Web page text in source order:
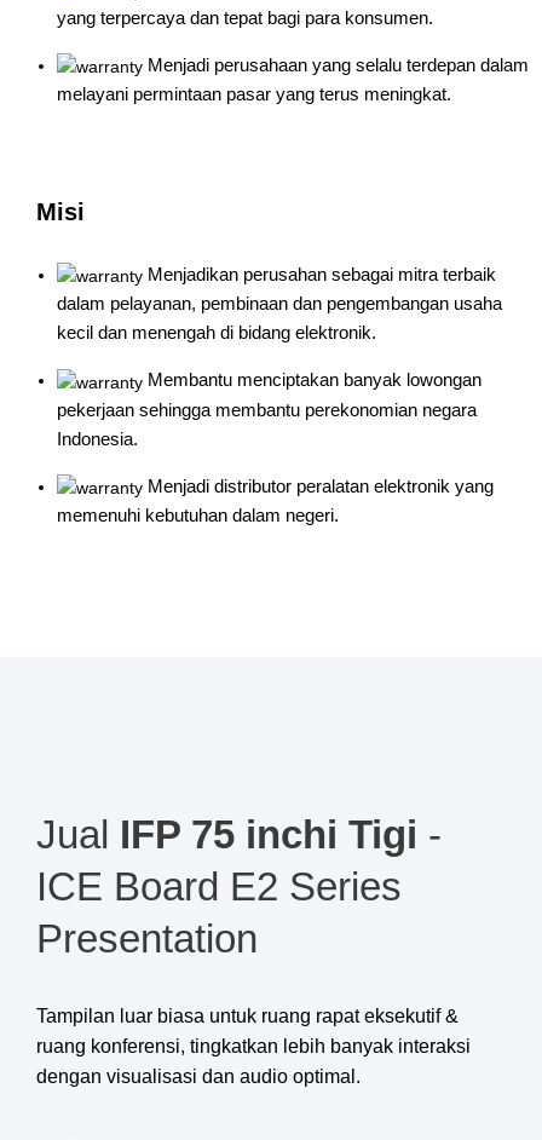
yang terpercaya dan tepat bagi para konsumen.
Menjadi perusahaan yang selalu terdepan dalam
melayani permintaan pasar yang terus meningkat.
Misi
Menjadikan perusahan sebagai mitra terbaik
dalam pelayanan, pembinaan dan pengembangan usaha
kecil dan menengah di bidang elektronik.
Membantu menciptakan banyak lowongan
pekerjaan sehingga membantu perekonomian negara
Indonesia.
Menjadi distributor peralatan elektronik yang
memenuhi kebutuhan dalam negeri.
Jual IFP 75 inchi Tigi -
ICE Board E2 Series
Presentation
Tampilan luar biasa untuk ruang rapat eksekutif &
ruang konferensi, tingkatkan lebih banyak interaksi
dengan visualisasi dan audio optimal.